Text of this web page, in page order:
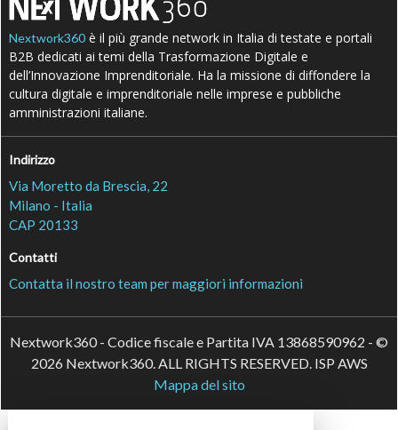
Nextwork360 è il più grande network in Italia di testate e portali
B2B dedicati ai temi della Trasformazione Digitale e
dell’Innovazione Imprenditoriale. Ha la missione di diffondere la
cultura digitale e imprenditoriale nelle imprese e pubbliche
amministrazioni italiane.
Indirizzo
Via Moretto da Brescia, 22
Milano - Italia
CAP 20133
Contatti
Contatta il nostro team per maggiori informazioni
Nextwork360 - Codice fiscale e Partita IVA 13868590962 - ©
2026 Nextwork360. ALL RIGHTS RESERVED. ISP AWS
Mappa del sito